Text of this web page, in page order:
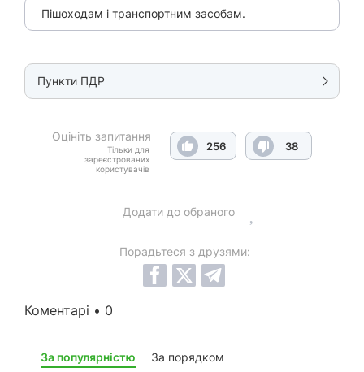
Пішоходам і транспортним засобам.
Пункти ПДР
Оцініть запитання
Тільки для
зареєстрованих
користувачів
256 38
Додати до обраного
Порадьтеся з друзями:
Коментарі • 0
За популярністю За порядком